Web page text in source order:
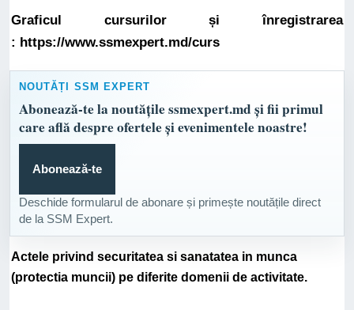
Graficul cursurilor și înregistrarea
: https://www.ssmexpert.md/curs
NOUTĂȚI SSM EXPERT
Abonează-te la noutățile ssmexpert.md și fii primul
care află despre ofertele și evenimentele noastre!
Abonează-te
Deschide formularul de abonare și primește noutățile direct
de la SSM Expert.
Actele privind securitatea si sanatatea in munca
(protectia muncii) pe diferite domenii de activitate.